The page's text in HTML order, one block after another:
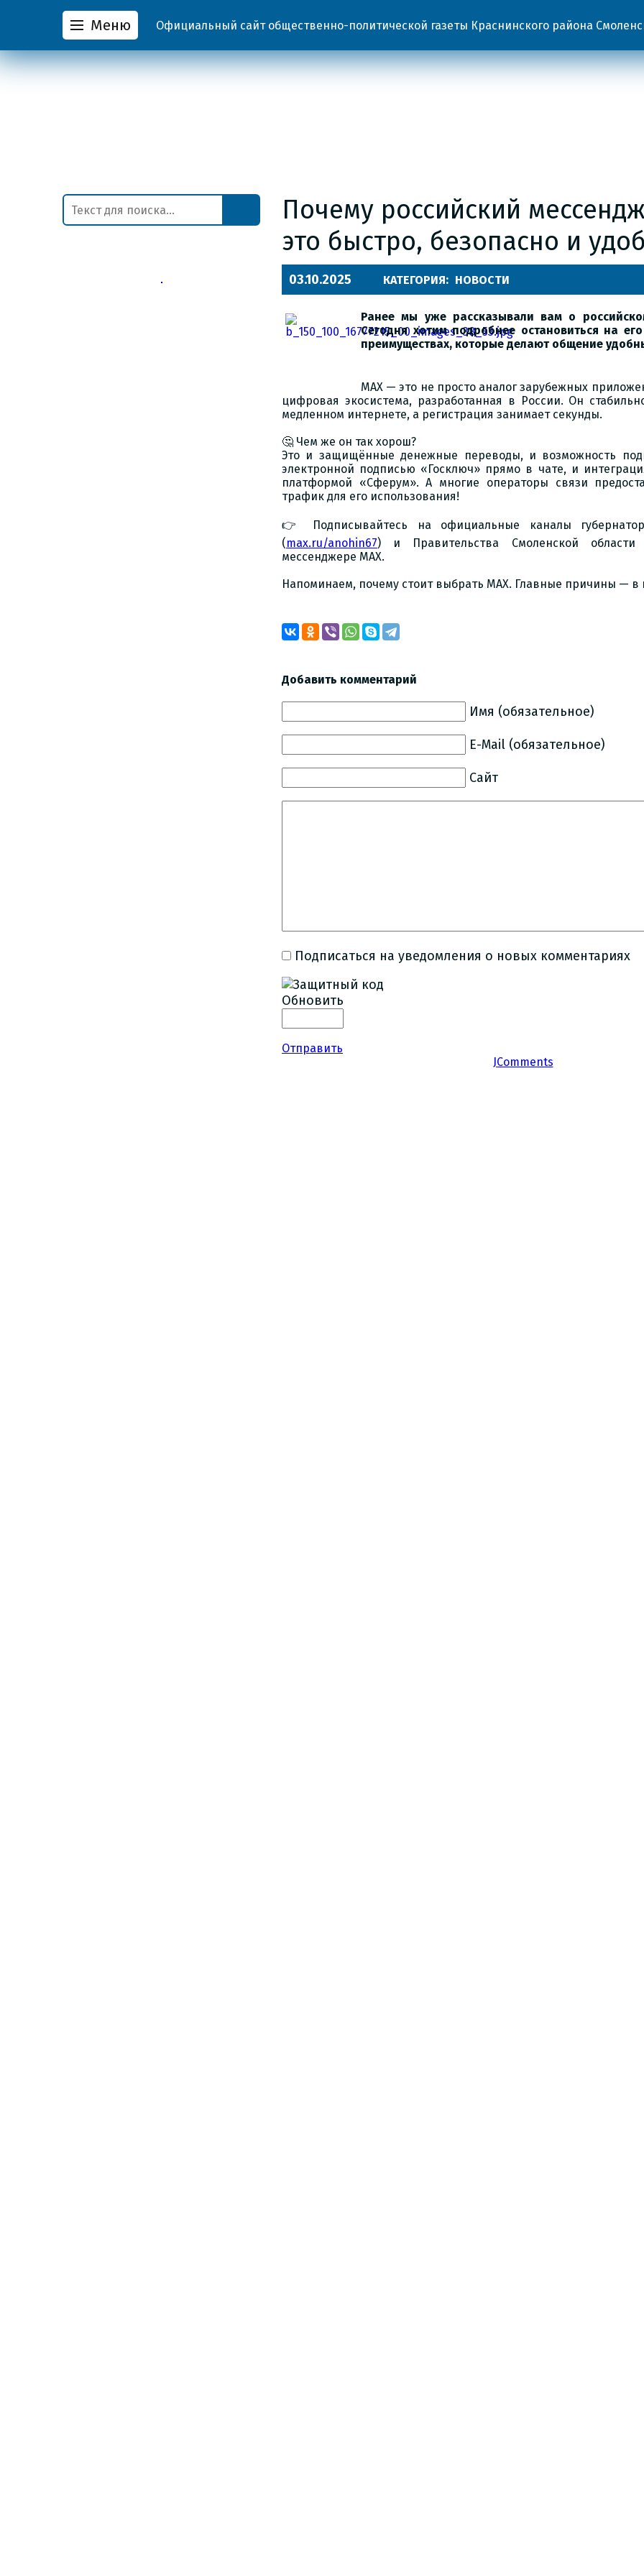
Меню Официальный сайт общественно-политической газеты Краснинского района
Почему российский
это быстро, безопасно и
03.10.2025 КАТЕГОРИЯ: НОВОСТИ
Ранее мы уже рассказывали вам о
Сегодня хотим подробнее остановиться на
преимуществах, которые делают общение
MAX — это не просто аналог зарубежных
цифровая экосистема, разработанная в России. Он
медленном интернете, а регистрация занимает секунды.
🤔 Чем же он так хорош?
Это и защищённые денежные переводы, и возможность
электронной подписью «Госключ» прямо в чате, и
платформой «Сферум». А многие операторы связи
трафик для его использования!
👉 Подписывайтесь на официальные каналы
(max.ru/anohin67) и Правительства Смоленской
мессенджере МАХ.
Напоминаем, почему стоит выбрать MAX. Главные причины — в
Добавить комментарий
Имя (обязательное)
E-Mail (обязательное)
Сайт
Подписаться на уведомления о новых комментариях
Обновить
Отправить
JComments